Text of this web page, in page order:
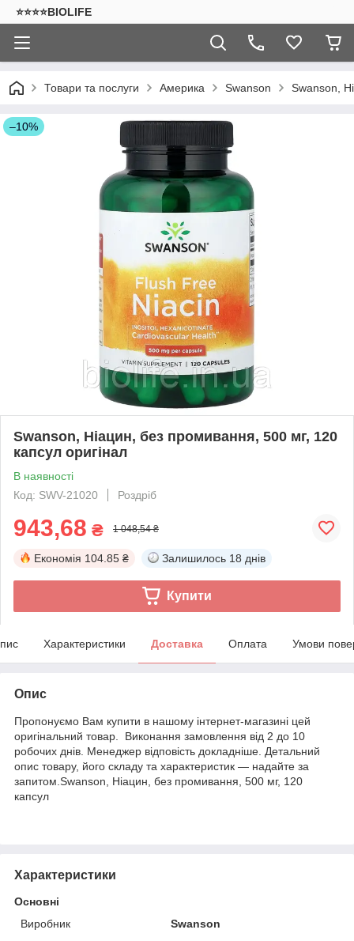
⭐⭐⭐⭐BIOLIFE
Товари та послуги Америка Swanson Swanson,
–10%
Swanson, Ніацин, без промивання, 500 мг, 120
капсул оригінал
В наявності
Код: SWV-21020
Роздріб
943,68 ₴ 1 048,54 ₴
Економія 104.85 ₴ Залишилось 18 днів
Купити
Характеристики Доставка Оплата Умови
Опис
Пропонуємо Вам купити в нашому інтернет-магазині цей
оригінальний товар. Виконання замовлення від 2 до 10
робочих днів. Менеджер відповість докладніше. Детальний
опис товару, його складу та характеристик — надайте за
запитом.Swanson, Ніацин, без промивання, 500 мг, 120
капсул
Характеристики
Основні
Виробник
Swanson